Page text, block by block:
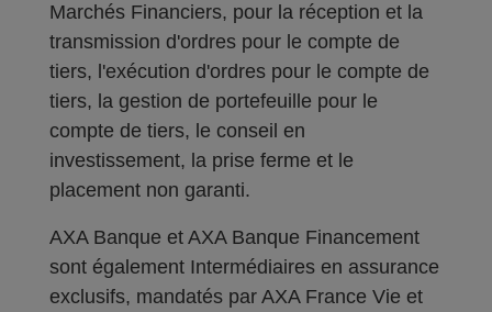
Marchés Financiers, pour la réception et la
transmission d'ordres pour le compte de
tiers, l'exécution d'ordres pour le compte de
tiers, la gestion de portefeuille pour le
compte de tiers, le conseil en
investissement, la prise ferme et le
placement non garanti.
AXA Banque et AXA Banque Financement
sont également Intermédiaires en assurance
exclusifs, mandatés par AXA France Vie et